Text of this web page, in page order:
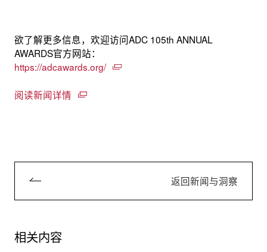
欲了解更多信息，欢迎访问ADC 105th ANNUAL
AWARDS官方网站：
https://adcawards.org/
阅读新闻详情
返回新闻与洞察
相关内容